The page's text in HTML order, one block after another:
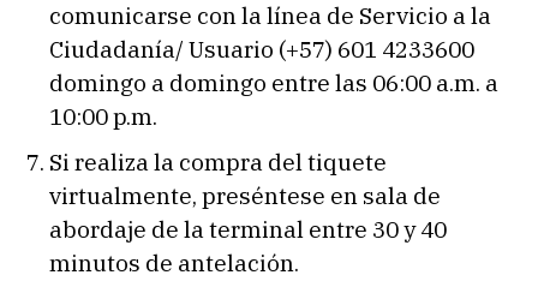
comunicarse con la línea de Servicio a la
Ciudadanía/ Usuario (+57) 601 4233600
domingo a domingo entre las 06:00 a.m. a
10:00 p.m.
Si realiza la compra del tiquete
virtualmente, preséntese en sala de
abordaje de la terminal entre 30 y 40
minutos de antelación.